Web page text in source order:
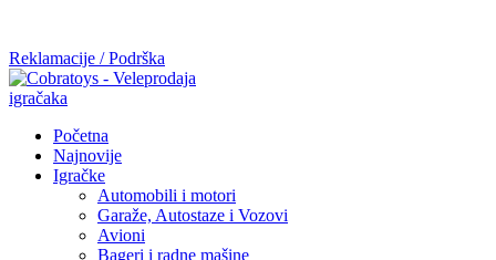
Reklamacije / Podrška
Početna
Najnovije
Igračke
Automobili i motori
Garaže, Autostaze i Vozovi
Avioni
Bageri i radne mašine